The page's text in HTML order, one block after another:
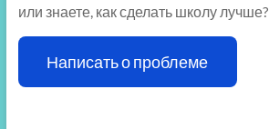
или знаете, как сделать школу лучше?
Написать о проблеме